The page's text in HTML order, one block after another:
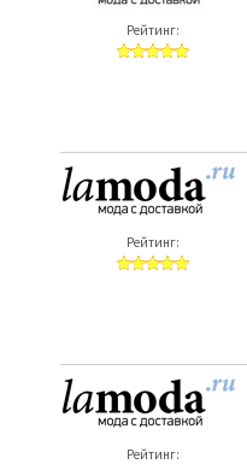
Рейтинг:
Рейтинг:
Рейтинг: